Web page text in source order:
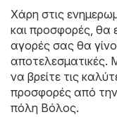
Χάρη στις
και προσφορές, θα
αγορές σας θα
αποτελεσματικές.
να βρείτε τις
προσφορές από
πόλη Βόλος.